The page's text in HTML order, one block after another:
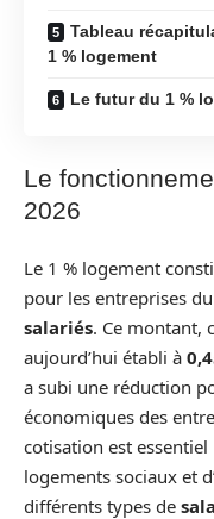
Tableau
1 % logement
Le futur du 1 %
Le
2026
Le 1 % logement
pour les entreprises
salariés. Ce montant,
aujourd’hui établi à
a subi une réduction
économiques des
cotisation est
logements sociaux et
différents types de